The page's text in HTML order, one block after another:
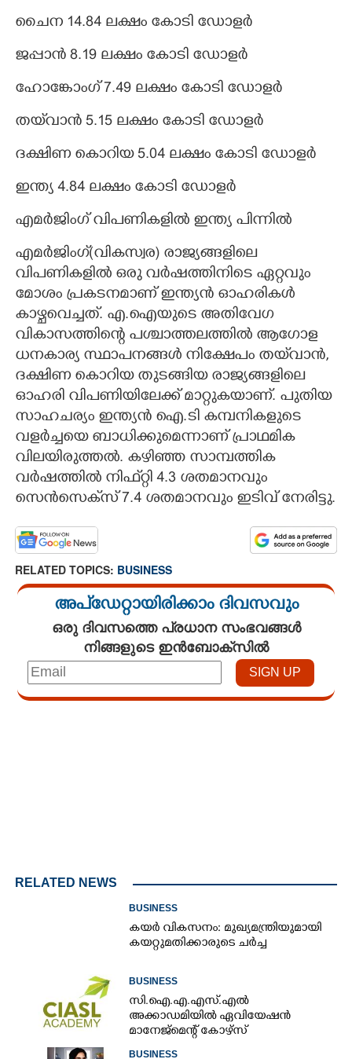
ചൈന 14.84 ലക്ഷം കോടി ഡോളർ
ജപ്പാൻ 8.19 ലക്ഷം കോടി ഡോളർ
ഹോങ്കോംഗ് 7.49 ലക്ഷം കോടി ഡോളർ
തയ്‌വാൻ 5.15 ലക്ഷം കോടി ഡോളർ
ദക്ഷിണ കൊറിയ 5.04 ലക്ഷം കോടി ഡോളർ
ഇന്ത്യ 4.84 ലക്ഷം കോടി ഡോളർ
എമർജിംഗ് വിപണികളിൽ ഇന്ത്യ പിന്നിൽ
എമർജിംഗ്(വികസ്വര) രാജ്യങ്ങളിലെ
വിപണികളിൽ ഒരു വർഷത്തിനിടെ ഏറ്റവും
മോശം പ്രകടനമാണ് ഇന്ത്യൻ ഓഹരികൾ
കാഴ്ചവെച്ചത്. എ.ഐയുടെ അതിവേഗ
വികാസത്തിന്റെ പശ്ചാത്തലത്തിൽ ആഗോള
ധനകാര്യ സ്ഥാപനങ്ങൾ നിക്ഷേപം തയ്‌വാൻ,
ദക്ഷിണ കൊറിയ തുടങ്ങിയ രാജ്യങ്ങളിലെ
ഓഹരി വിപണിയിലേക്ക് മാറ്റുകയാണ്. പുതിയ
സാഹചര്യം ഇന്ത്യൻ ഐ.ടി കമ്പനികളുടെ
വളർച്ചയെ ബാധിക്കുമെന്നാണ് പ്രാഥമിക
വിലയിരുത്തൽ. കഴിഞ്ഞ സാമ്പത്തിക
വർഷത്തിൽ നിഫ്‌റ്റി 4.3 ശതമാനവും
സെൻസെക്‌സ് 7.4 ശതമാനവും ഇടിവ് നേരിട്ടു.
RELATED TOPICS: BUSINESS
അപ്ഡേറ്റായിരിക്കാം ദിവസവും
ഒരു ദിവസത്തെ പ്രധാന സംഭവങ്ങൾ
നിങ്ങളുടെ ഇൻബോക്സിൽ
RELATED NEWS
BUSINESS
കയർ വികസനം: മുഖ്യമന്ത്രിയുമായി
കയറ്റുമതിക്കാരുടെ ചർച്ച
BUSINESS
സി.ഐ.എ.എസ്.എൽ
അക്കാഡമിയിൽ ഏവിയേഷൻ
മാനേജ്മെന്റ് കോഴ്സ്
BUSINESS